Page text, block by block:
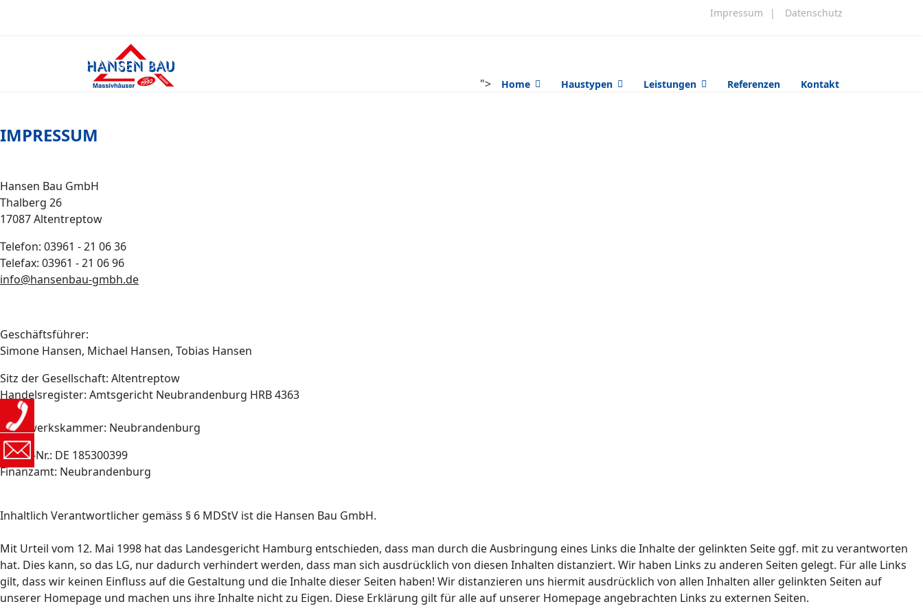
Impressum | Datenschutz
"> Home Haustypen Leistungen Referenzen Kontakt
IMPRESSUM
Hansen Bau GmbH
Thalberg 26
17087 Altentreptow
Telefon: 03961 - 21 06 36
Telefax: 03961 - 21 06 96
info@hansenbau-gmbh.de
Geschäftsführer:
Simone Hansen, Michael Hansen, Tobias Hansen
Sitz der Gesellschaft: Altentreptow
Handelsregister: Amtsgericht Neubrandenburg HRB 4363
Handwerkskammer: Neubrandenburg
USt-Id-Nr.: DE 185300399
Finanzamt: Neubrandenburg
Inhaltlich Verantwortlicher gemäss § 6 MDStV ist die Hansen Bau GmbH.
Mit Urteil vom 12. Mai 1998 hat das Landesgericht Hamburg entschieden, dass man durch die Ausbringung eines Links die Inhalte der gelinkten Seite ggf. mit zu verantworten
hat. Dies kann, so das LG, nur dadurch verhindert werden, dass man sich ausdrücklich von diesen Inhalten distanziert. Wir haben Links zu anderen Seiten gelegt. Für alle Links
gilt, dass wir keinen Einfluss auf die Gestaltung und die Inhalte dieser Seiten haben! Wir distanzieren uns hiermit ausdrücklich von allen Inhalten aller gelinkten Seiten auf
unserer Homepage und machen uns ihre Inhalte nicht zu Eigen. Diese Erklärung gilt für alle auf unserer Homepage angebrachten Links zu externen Seiten.